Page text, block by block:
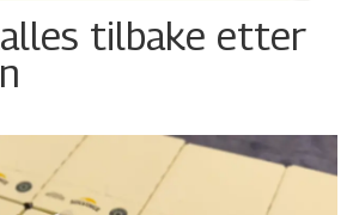
tilbake etter